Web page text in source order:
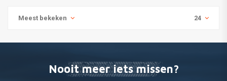
Meest bekeken 24
Nooit meer iets missen?